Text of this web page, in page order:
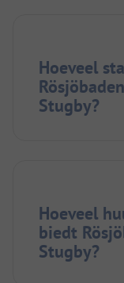
Hoeveel
Stugby?
Hoeveel
biedt
Stugby?